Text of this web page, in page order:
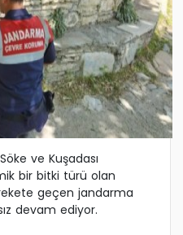
ve Kuşadası
bir bitki türü olan
geçen jandarma
devam ediyor.